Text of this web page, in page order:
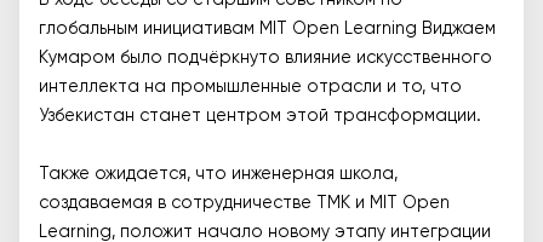
глобальным инициативам MIT Open Learning Виджаем
Кумаром было подчёркнуто влияние искусственного
интеллекта на промышленные отрасли и то, что
Узбекистан станет центром этой трансформации.
Также ожидается, что инженерная школа,
создаваемая в сотрудничестве TMK и MIT Open
Learning, положит начало новому этапу интеграции